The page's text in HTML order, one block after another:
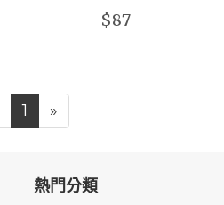
$87
1 »
熱門分類